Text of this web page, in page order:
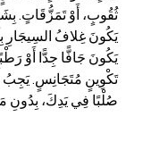
ثُقُوبٍ، أَوْ تَمَزُّقَاتٍ.
يَكُونَ غِلافُ السِيجَارِ
يَكُونَ جَافًّا جِدًّا أَوْ
تَكْوِينٍ مُتَجَانِسٍ. يَجِبُ
صُلْبًا فِي يَدِكَ، بِدُونِ